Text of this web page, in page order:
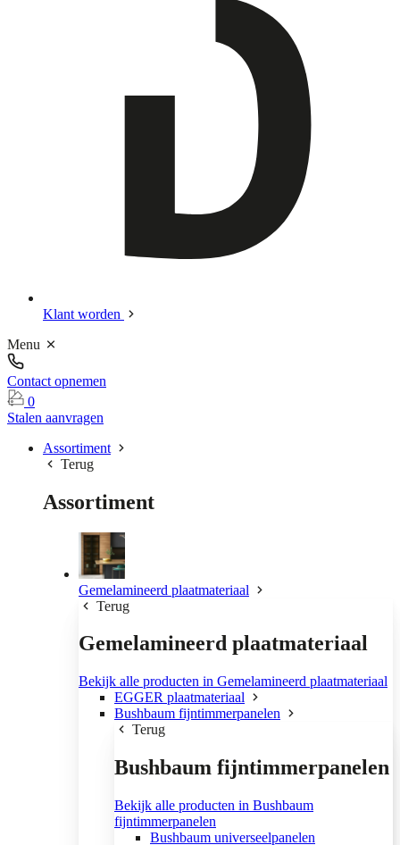
Klant worden
Menu
Contact opnemen
0
Stalen aanvragen
Assortiment
Terug
Assortiment
Gemelamineerd plaatmateriaal
Terug
Gemelamineerd plaatmateriaal
Bekijk alle producten in Gemelamineerd plaatmateriaal
EGGER plaatmateriaal
Bushbaum fijntimmerpanelen
Terug
Bushbaum fijntimmerpanelen
Bekijk alle producten in Bushbaum
fijntimmerpanelen
Bushbaum universeelpanelen